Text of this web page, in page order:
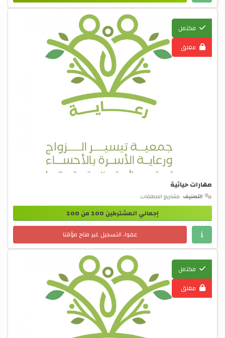
مكتمل
مغلق
مهارات حياتية
التصنيف مشاريع المطلقات
إجمالي المشتركين 100 من 100
عفوا، التسجيل غير متاح مؤقتا
مكتمل
مغلق